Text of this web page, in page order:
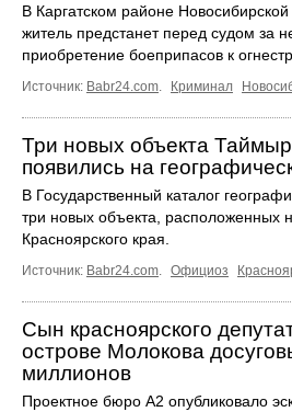
В Каргатском районе
житель предстанет перед судом за
приобретение боеприпасов к
Источник: Babr24.com Криминал
Три новых объекта
появились на
В Государственный каталог
три новых объекта, расположенных
Красноярского края.
Источник: Babr24.com Официоз
Сын красноярского
острове Молокова
миллионов
Проектное бюро А2 опубликовало